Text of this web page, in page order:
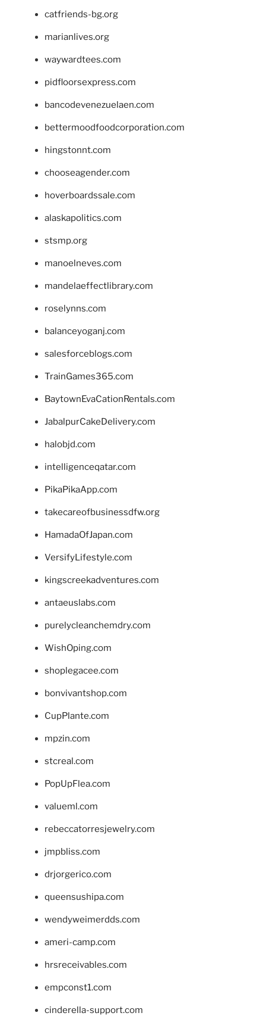
catfriends-bg.org
marianlives.org
waywardtees.com
pidfloorsexpress.com
bancodevenezuelaen.com
bettermoodfoodcorporation.com
hingstonnt.com
chooseagender.com
hoverboardssale.com
alaskapolitics.com
stsmp.org
manoelneves.com
mandelaeffectlibrary.com
roselynns.com
balanceyoganj.com
salesforceblogs.com
TrainGames365.com
BaytownEvaCationRentals.com
JabalpurCakeDelivery.com
halobjd.com
intelligenceqatar.com
PikaPikaApp.com
takecareofbusinessdfw.org
HamadaOfJapan.com
VersifyLifestyle.com
kingscreekadventures.com
antaeuslabs.com
purelycleanchemdry.com
WishOping.com
shoplegacee.com
bonvivantshop.com
CupPlante.com
mpzin.com
stcreal.com
PopUpFlea.com
valueml.com
rebeccatorresjewelry.com
jmpbliss.com
drjorgerico.com
queensushipa.com
wendyweimerdds.com
ameri-camp.com
hrsreceivables.com
empconst1.com
cinderella-support.com